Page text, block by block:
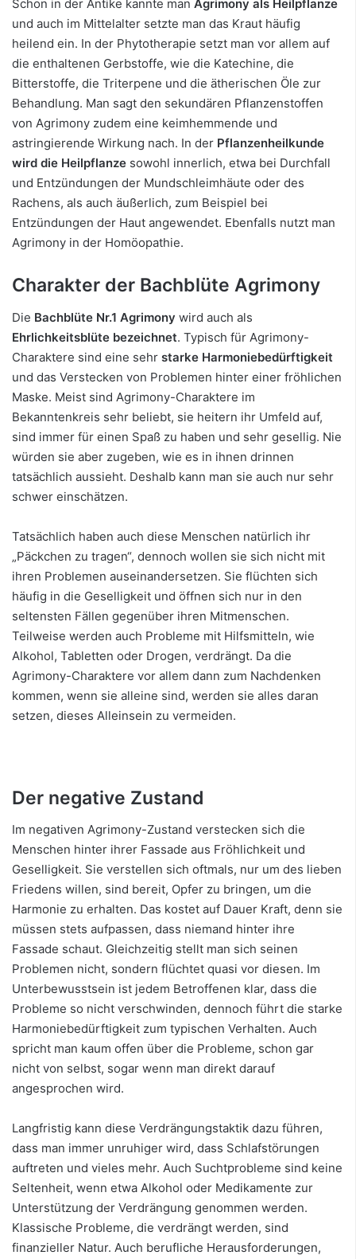
Schon in der Antike kannte man Agrimony als Heilpflanze
und auch im Mittelalter setzte man das Kraut häufig
heilend ein. In der Phytotherapie setzt man vor allem auf
die enthaltenen Gerbstoffe, wie die Katechine, die
Bitterstoffe, die Triterpene und die ätherischen Öle zur
Behandlung. Man sagt den sekundären Pflanzenstoffen
von Agrimony zudem eine keimhemmende und
astringierende Wirkung nach. In der Pflanzenheilkunde
wird die Heilpflanze sowohl innerlich, etwa bei Durchfall
und Entzündungen der Mundschleimhäute oder des
Rachens, als auch äußerlich, zum Beispiel bei
Entzündungen der Haut angewendet. Ebenfalls nutzt man
Agrimony in der Homöopathie.
Charakter der Bachblüte Agrimony
Die Bachblüte Nr.1 Agrimony wird auch als
Ehrlichkeitsblüte bezeichnet. Typisch für Agrimony-
Charaktere sind eine sehr starke Harmoniebedürftigkeit
und das Verstecken von Problemen hinter einer fröhlichen
Maske. Meist sind Agrimony-Charaktere im
Bekanntenkreis sehr beliebt, sie heitern ihr Umfeld auf,
sind immer für einen Spaß zu haben und sehr gesellig. Nie
würden sie aber zugeben, wie es in ihnen drinnen
tatsächlich aussieht. Deshalb kann man sie auch nur sehr
schwer einschätzen.
Tatsächlich haben auch diese Menschen natürlich ihr
„Päckchen zu tragen“, dennoch wollen sie sich nicht mit
ihren Problemen auseinandersetzen. Sie flüchten sich
häufig in die Geselligkeit und öffnen sich nur in den
seltensten Fällen gegenüber ihren Mitmenschen.
Teilweise werden auch Probleme mit Hilfsmitteln, wie
Alkohol, Tabletten oder Drogen, verdrängt. Da die
Agrimony-Charaktere vor allem dann zum Nachdenken
kommen, wenn sie alleine sind, werden sie alles daran
setzen, dieses Alleinsein zu vermeiden.
Der negative Zustand
Im negativen Agrimony-Zustand verstecken sich die
Menschen hinter ihrer Fassade aus Fröhlichkeit und
Geselligkeit. Sie verstellen sich oftmals, nur um des lieben
Friedens willen, sind bereit, Opfer zu bringen, um die
Harmonie zu erhalten. Das kostet auf Dauer Kraft, denn sie
müssen stets aufpassen, dass niemand hinter ihre
Fassade schaut. Gleichzeitig stellt man sich seinen
Problemen nicht, sondern flüchtet quasi vor diesen. Im
Unterbewusstsein ist jedem Betroffenen klar, dass die
Probleme so nicht verschwinden, dennoch führt die starke
Harmoniebedürftigkeit zum typischen Verhalten. Auch
spricht man kaum offen über die Probleme, schon gar
nicht von selbst, sogar wenn man direkt darauf
angesprochen wird.
Langfristig kann diese Verdrängungstaktik dazu führen,
dass man immer unruhiger wird, dass Schlafstörungen
auftreten und vieles mehr. Auch Suchtprobleme sind keine
Seltenheit, wenn etwa Alkohol oder Medikamente zur
Unterstützung der Verdrängung genommen werden.
Klassische Probleme, die verdrängt werden, sind
finanzieller Natur. Auch berufliche Herausforderungen,